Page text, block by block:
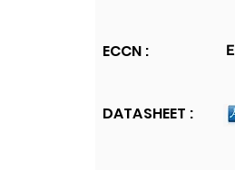
ECCN :
DATASHEET :